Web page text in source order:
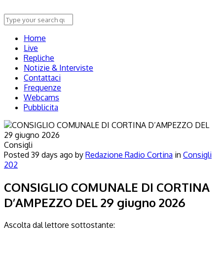
Home
Live
Repliche
Notizie & Interviste
Contattaci
Frequenze
Webcams
Pubblicita
Consigli
Posted 39 days ago by Redazione Radio Cortina in Consigli
202
CONSIGLIO COMUNALE DI CORTINA
D’AMPEZZO DEL 29 giugno 2026
Ascolta dal lettore sottostante: